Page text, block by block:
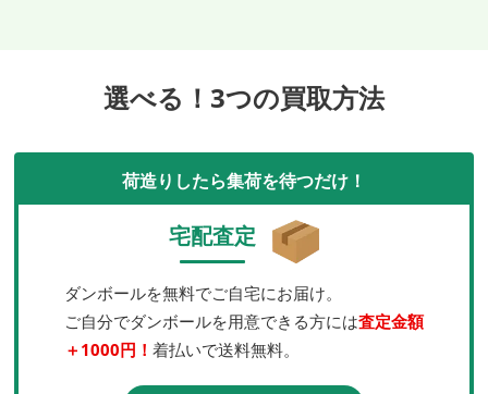
選べる！3つの買取方法
荷造りしたら集荷を待つだけ！
宅配査定
ダンボールを無料でご自宅にお届け。
ご自分でダンボールを用意できる方には査定金額
＋1000円！ 着払いで送料無料。